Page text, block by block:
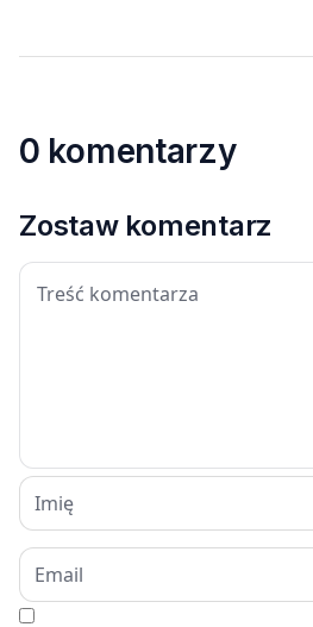
0 komentarzy
Zostaw komentarz